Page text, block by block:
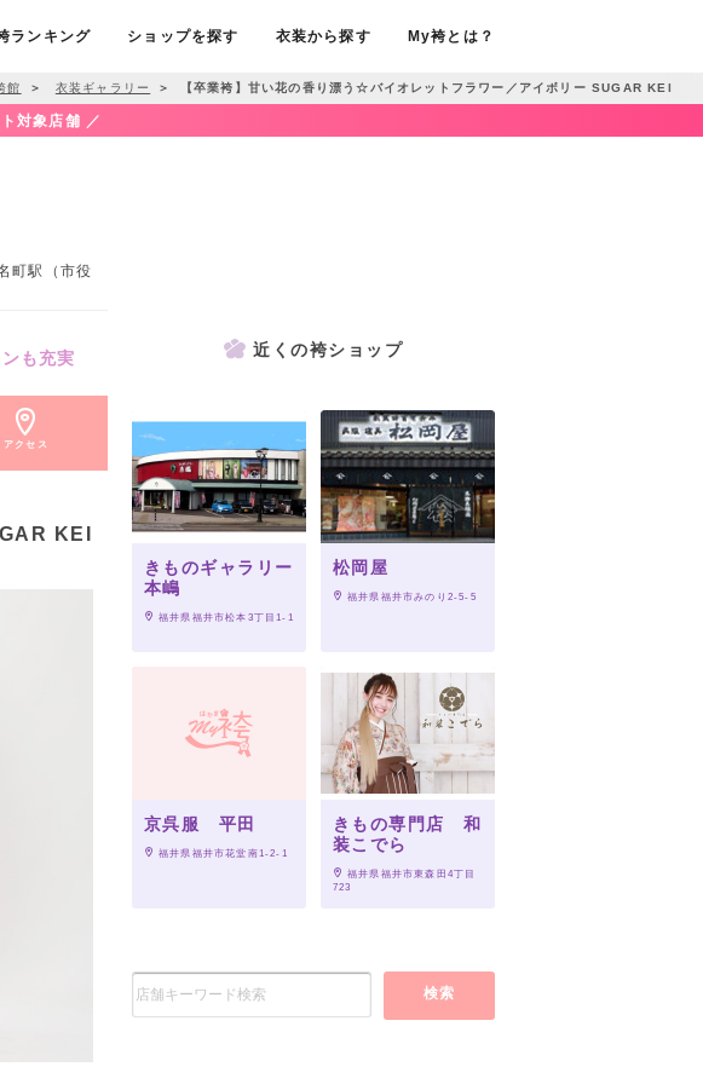
ランキング ショップを探す 衣装から探す My袴とは？
館 ＞ 衣装ギャラリー ＞ 【卒業袴】甘い花の香り漂う☆バイオレットフラワー／アイボリー SUGAR KEI
対象店舗 ／
町駅（市役
も充実
アクセス
KEI
近くの袴ショップ
きものギャラリー
本嶋
福井県福井市松本3丁目1-1
松岡屋
福井県福井市みのり2-5-5
京呉服 平田
福井県福井市花堂南1-2-1
きもの専門店 和
装こでら
福井県福井市東森田4丁目
723
検索